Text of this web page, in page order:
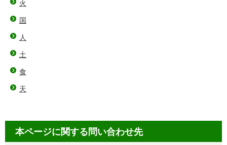
火
国
人
土
食
天
本ページに関する問い合わせ先